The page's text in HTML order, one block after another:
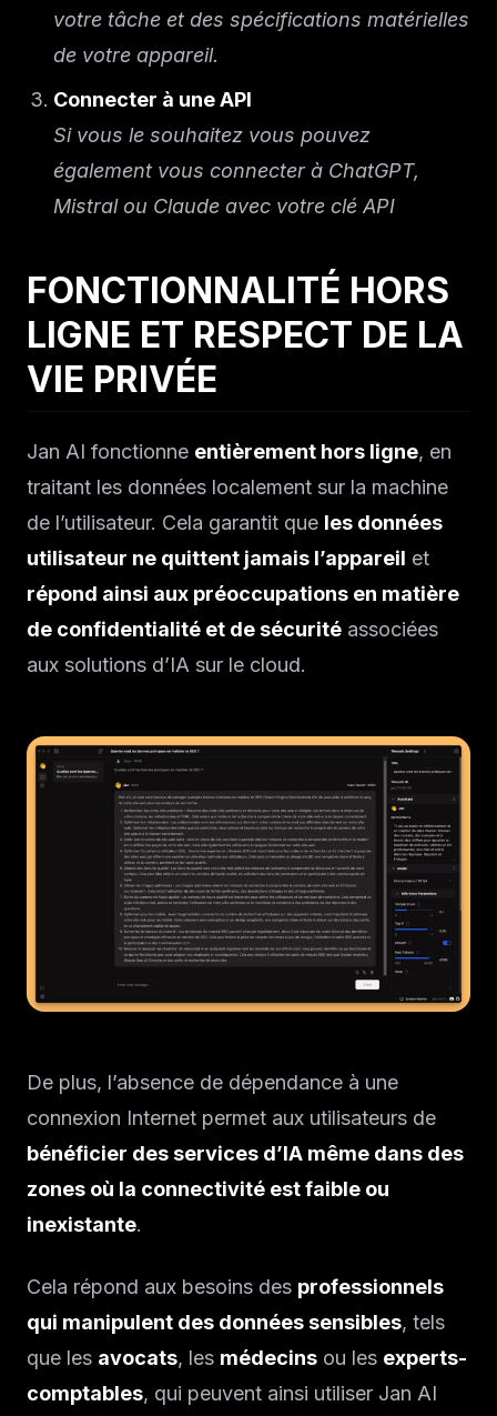
votre tâche et des spécifications matérielles
de votre appareil.
Connecter à une API
Si vous le souhaitez vous pouvez
également vous connecter à ChatGPT,
Mistral ou Claude avec votre clé API
FONCTIONNALITÉ HORS
LIGNE ET RESPECT DE LA
VIE PRIVÉE
Jan AI fonctionne entièrement hors ligne, en
traitant les données localement sur la machine
de l’utilisateur. Cela garantit que les données
utilisateur ne quittent jamais l’appareil et
répond ainsi aux préoccupations en matière
de confidentialité et de sécurité associées
aux solutions d’IA sur le cloud.
De plus, l’absence de dépendance à une
connexion Internet permet aux utilisateurs de
bénéficier des services d’IA même dans des
zones où la connectivité est faible ou
inexistante.
Cela répond aux besoins des professionnels
qui manipulent des données sensibles, tels
que les avocats, les médecins ou les experts-
comptables, qui peuvent ainsi utiliser Jan AI